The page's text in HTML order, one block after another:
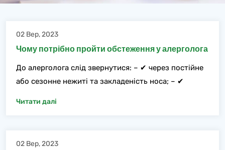
02 Вер, 2023
Чому потрібно пройти обстеження у алерголога
До алерголога слід звернутися: – ✔ через постійне
або сезонне нежиті та закладеність носа; – ✔
Читати далі
02 Вер, 2023